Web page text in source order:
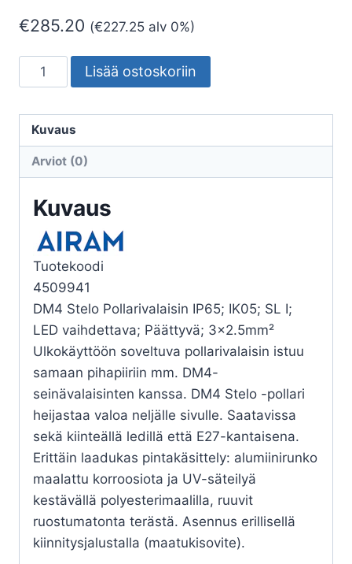
€285.20 (€227.25 alv 0%)
POLLARIVALAISIN
DM
STELO
60W
määrä
Lisää ostoskoriin
Kuvaus
Arviot (0)
Kuvaus
Tuotekoodi
4509941
DM4 Stelo Pollarivalaisin IP65; IK05; SL I;
LED vaihdettava; Päättyvä; 3×2.5mm²
Ulkokäyttöön soveltuva pollarivalaisin istuu
samaan pihapiiriin mm. DM4-
seinävalaisinten kanssa. DM4 Stelo -pollari
heijastaa valoa neljälle sivulle. Saatavissa
sekä kiinteällä ledillä että E27-kantaisena.
Erittäin laadukas pintakäsittely: alumiinirunko
maalattu korroosiota ja UV-säteilyä
kestävällä polyesterimaalilla, ruuvit
ruostumatonta terästä. Asennus erillisellä
kiinnitysjalustalla (maatukisovite).